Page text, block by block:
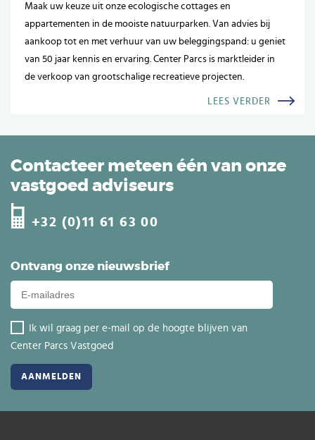
Maak uw keuze uit onze ecologische cottages en
appartementen in de mooiste natuurparken. Van advies bij
aankoop tot en met verhuur van uw beleggingspand: u geniet
van 50 jaar kennis en ervaring. Center Parcs is marktleider in
de verkoop van grootschalige recreatieve projecten.
LEES VERDER
Ontvang onze nieuwsbrief
Ik wil graag per e-mail op de hoogte blijven van
Center Parcs Vastgoed
Contacteer meteen één van onze
vastgoed adviseurs
+32 (0)11 61 63 00